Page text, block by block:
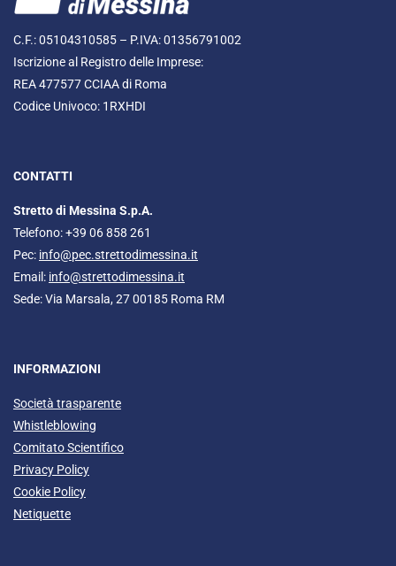
C.F.: 05104310585 – P.IVA: 01356791002
Iscrizione al Registro delle Imprese:
REA 477577 CCIAA di Roma
Codice Univoco: 1RXHDI
CONTATTI
Stretto di Messina S.p.A.
Telefono: +39 06 858 261
Pec: info@pec.strettodimessina.it
Email: info@strettodimessina.it
Sede: Via Marsala, 27 00185 Roma RM
INFORMAZIONI
Società trasparente
Whistleblowing
Comitato Scientifico
Privacy Policy
Cookie Policy
Netiquette